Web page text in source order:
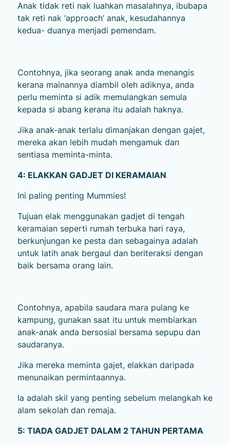
Anak tidak reti nak luahkan masalahnya, ibubapa
tak reti nak ‘approach’ anak, kesudahannya
kedua- duanya menjadi pemendam.
Contohnya, jika seorang anak anda menangis
kerana mainannya diambil oleh adiknya, anda
perlu meminta si adik memulangkan semula
kepada si abang kerana itu adalah haknya.
Jika anak-anak terlalu dimanjakan dengan gajet,
mereka akan lebih mudah mengamuk dan
sentiasa meminta-minta.
4: ELAKKAN GADJET DI KERAMAIAN
Ini paling penting Mummies!
Tujuan elak menggunakan gadjet di tengah
keramaian seperti rumah terbuka hari raya,
berkunjungan ke pesta dan sebagainya adalah
untuk latih anak bergaul dan beriteraksi dengan
baik bersama orang lain.
Contohnya, apabila saudara mara pulang ke
kampung, gunakan saat itu untuk membiarkan
anak-anak anda bersosial bersama sepupu dan
saudaranya.
Jika mereka meminta gajet, elakkan daripada
menunaikan permintaannya.
Ia adalah skil yang penting sebelum melangkah ke
alam sekolah dan remaja.
5: TIADA GADJET DALAM 2 TAHUN PERTAMA